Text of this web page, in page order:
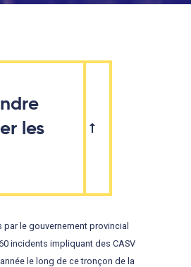
les
le gouvernement provincial
incidents impliquant des CASV
le long de ce tronçon de la